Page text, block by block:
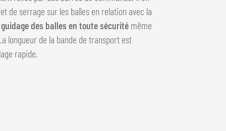
de serrage sur les balles en relation avec la
guidage des balles en toute sécurité même
longueur de la bande de transport est
rapide.